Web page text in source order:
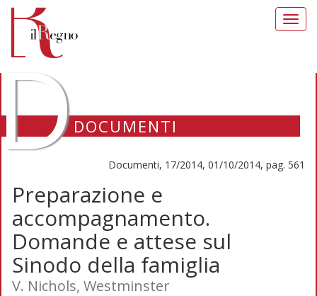
DOCUMENTI
Documenti, 17/2014, 01/10/2014, pag. 561
Preparazione e
accompagnamento.
Domande e attese sul
Sinodo della famiglia
V. Nichols, Westminster